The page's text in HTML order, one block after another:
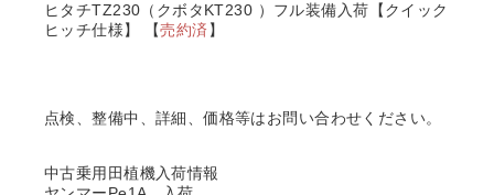
ヒタチTZ230（クボタKT230 ）フル装備入荷【クイック
ヒッチ仕様】 【売約済 】
点検、整備中、詳細、価格等はお問い合わせください。
中古乗用田植機入荷情報